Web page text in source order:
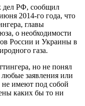
дел РФ, сообщил
2014-го года, что
главы
о необходимости
России и Украины в
газа.
но не понял
заявления или
не имеют под собой
каких бы то ни